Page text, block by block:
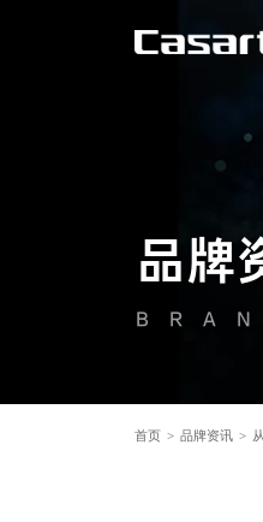
品牌
首页 > 品牌资讯 >